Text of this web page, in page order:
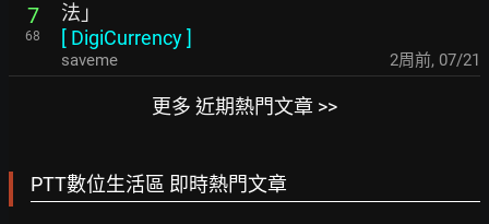
7
68
法」
[ DigiCurrency]
saveme 2周前, 07/21
更多 近期熱門文章 >>
PTT數位生活區 即時熱門文章